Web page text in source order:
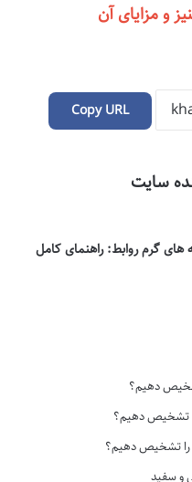
و مزایای آن
Copy URL
سایت
گرم روابط: راهنمای کامل
دهیم؟
تشخیص دهیم؟
را تشخیص دهیم؟
و سفید